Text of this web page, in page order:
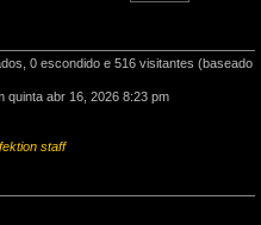
0 escondido e 516 visitantes (baseado
quinta abr 16, 2026 8:23 pm
staff